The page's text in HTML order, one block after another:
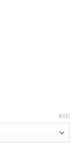
RYD